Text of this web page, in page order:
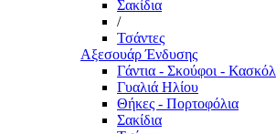
Σακίδια
/
Τσάντες
Αξεσουάρ Ένδυσης
Γάντια - Σκούφοι - Κασκόλ
Γυαλιά Ηλίου
Θήκες - Πορτοφόλια
Σακίδια